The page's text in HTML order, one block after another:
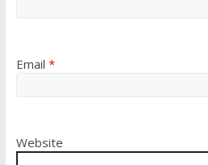
Email *
Website